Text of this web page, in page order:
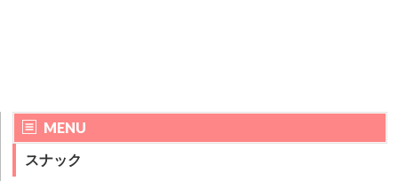
MENU
スナック